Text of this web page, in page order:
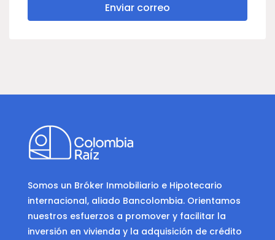
Enviar correo
Somos un Bróker Inmobiliario e Hipotecario
internacional, aliado Bancolombia. Orientamos
nuestros esfuerzos a promover y facilitar la
inversión en vivienda y la adquisición de crédito